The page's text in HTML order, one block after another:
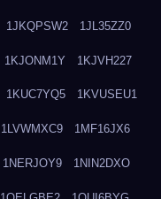
1JKQPSW2 1JL35ZZ0
1KJONM1Y 1KJVH227
1KUC7YQ5 1KVUSEU1
1LVWMXC9 1MF16JX6
1NERJOY9 1NIN2DXO